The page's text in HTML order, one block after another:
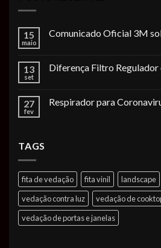
15
maio
Comunicado Oficial 3M
13
set
Diferença Filtro
27
fev
Respirador para
TAGS
fita de vedação fita vinil landscape
vedação contra luz
vedação de
vedação de portas e janelas